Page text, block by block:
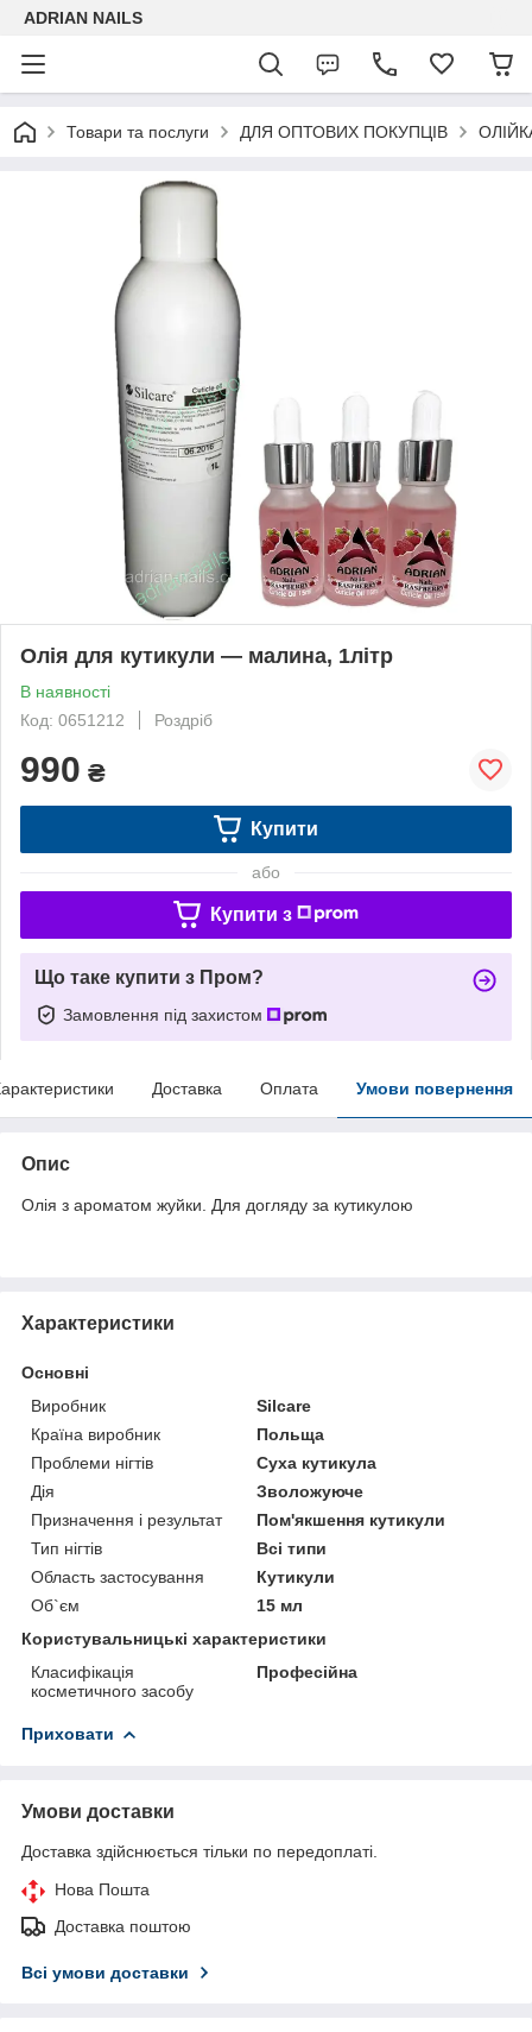
ADRIAN NAILS
Товари та послуги ДЛЯ ОПТОВИХ ПОКУПЦІВ
Олія для кутикули — малина, 1літр
В наявності
Код: 0651212
Роздріб
990 ₴
Купити
або
Купити з
Що таке купити з Пром?
Замовлення під захистом
Доставка Оплата Умови повернення
Опис
Олія з ароматом жуйки. Для догляду за кутикулою
Характеристики
Основні
Виробник
Silcare
Країна виробник
Польща
Проблеми нігтів
Суха кутикула
Дія
Зволожуюче
Призначення і результат
Пом'якшення кутикули
Тип нігтів
Всі типи
Область застосування
Кутикули
Об`єм
15 мл
Користувальницькі характеристики
Класифікація
косметичного засобу
Професійна
Приховати
Умови доставки
Доставка здійснюється тільки по передоплаті.
Нова Пошта
Доставка поштою
Всі умови доставки